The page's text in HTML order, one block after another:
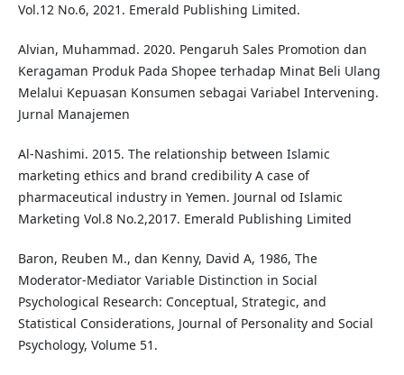
Vol.12 No.6, 2021. Emerald Publishing Limited.
Alvian, Muhammad. 2020. Pengaruh Sales Promotion dan
Keragaman Produk Pada Shopee terhadap Minat Beli Ulang
Melalui Kepuasan Konsumen sebagai Variabel Intervening.
Jurnal Manajemen
Al-Nashimi. 2015. The relationship between Islamic
marketing ethics and brand credibility A case of
pharmaceutical industry in Yemen. Journal od Islamic
Marketing Vol.8 No.2,2017. Emerald Publishing Limited
Baron, Reuben M., dan Kenny, David A, 1986, The
Moderator-Mediator Variable Distinction in Social
Psychological Research: Conceptual, Strategic, and
Statistical Considerations, Journal of Personality and Social
Psychology, Volume 51.